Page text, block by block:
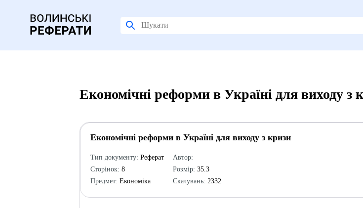
Економічні реформи в Україні для виходу з
Економічні реформи в Україні для виходу з кризи
Тип документу: Реферат
Сторінок: 8
Предмет: Економіка
Автор:
Розмір: 35.3
Скачувань: 2332